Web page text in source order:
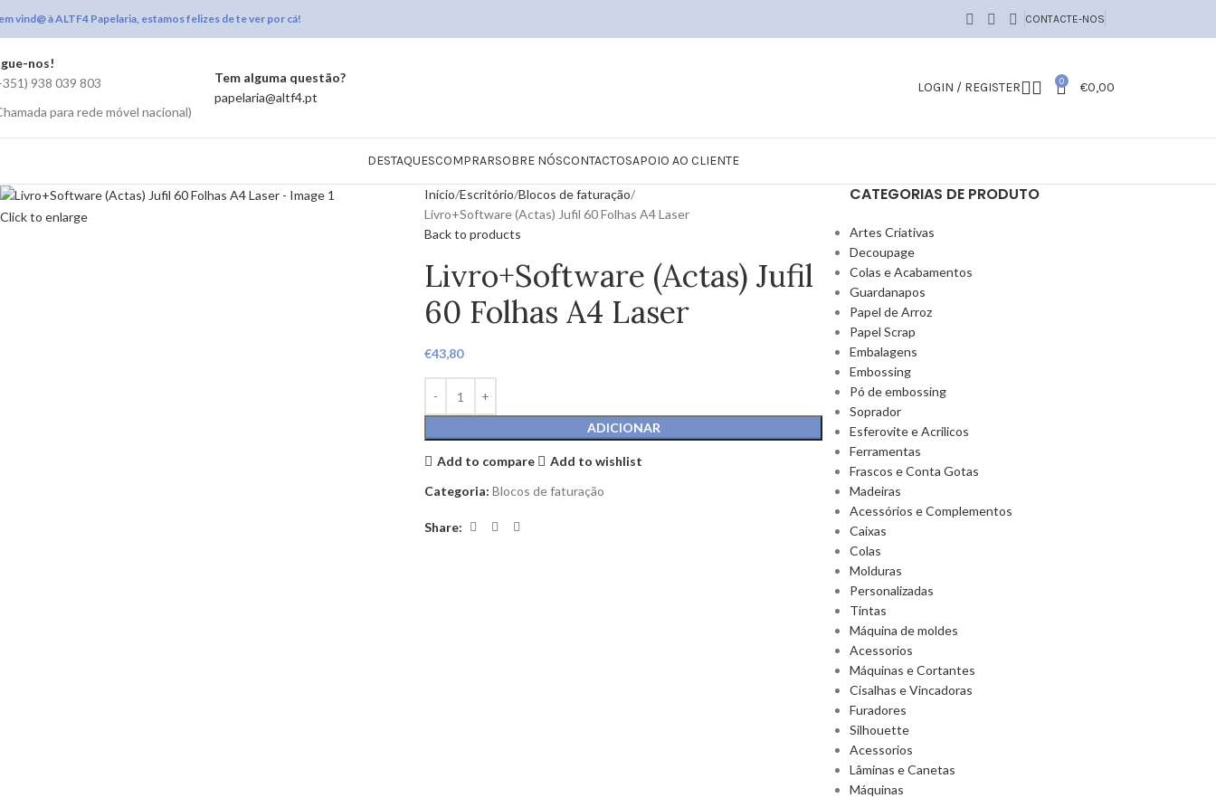
vind@ à ALTF4 Papelaria, estamos felizes de te ver por cá! CONTACTE-NOS
nos!
938 039 803
para rede móvel nacional)
Tem alguma questão?
papelaria@altf4.pt
LOGIN / REGISTER 0 €0,00
DESTAQUESCOMPRARSOBRE NÓSCONTACTOSAPOIO AO CLIENTE
Click to enlarge
Início Escritório Blocos de faturação
Livro+Software (Actas) Jufil 60 Folhas A4 Laser
Back to products
Livro+Software (Actas) Jufil
60 Folhas A4 Laser
€43,80
ADICIONAR
Add to compare
Add to wishlist
Categoria: Blocos de faturação
Share:
CATEGORIAS DE PRODUTO
Artes Criativas
Decoupage
Colas e Acabamentos
Guardanapos
Papel de Arroz
Papel Scrap
Embalagens
Embossing
Pó de embossing
Soprador
Esferovite e Acrilicos
Ferramentas
Frascos e Conta Gotas
Madeiras
Acessórios e Complementos
Caixas
Colas
Molduras
Personalizadas
Tintas
Máquina de moldes
Acessorios
Máquinas e Cortantes
Cisalhas e Vincadoras
Furadores
Silhouette
Acessorios
Lâminas e Canetas
Máquinas